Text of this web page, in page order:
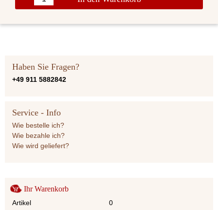
Haben Sie Fragen?
+49 911 5882842
Service - Info
Wie bestelle ich?
Wie bezahle ich?
Wie wird geliefert?
Ihr Warenkorb
Artikel
0